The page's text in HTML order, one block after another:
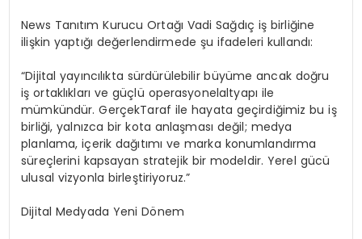
News Tanıtım Kurucu Ortağı Vadi Sağdıç iş birliğine
ilişkin yaptığı değerlendirmede şu ifadeleri kullandı:
“Dijital yayıncılıkta sürdürülebilir büyüme ancak doğru
iş ortaklıkları ve güçlü operasyonelaltyapı ile
mümkündür.GerçekTaraf ile hayata geçirdiğimiz bu iş
birliği, yalnızca bir kota anlaşması değil; medya
planlama, içerik dağıtımı ve marka konumlandırma
süreçlerini kapsayan stratejik bir modeldir. Yerel gücü
ulusal vizyonla birleştiriyoruz.”
Dijital Medyada Yeni Dönem